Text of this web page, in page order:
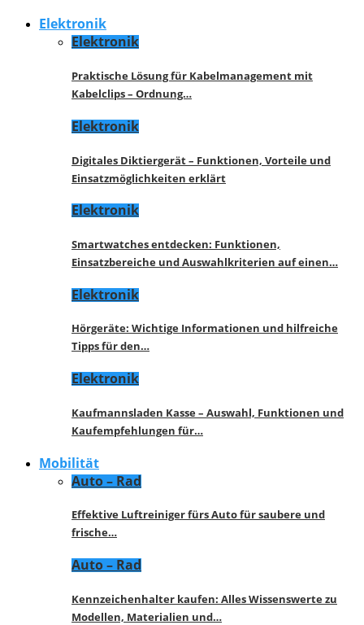
Elektronik
Elektronik
Praktische Lösung für Kabelmanagement mit
Kabelclips – Ordnung…
Elektronik
Digitales Diktiergerät – Funktionen, Vorteile und
Einsatzmöglichkeiten erklärt
Elektronik
Smartwatches entdecken: Funktionen,
Einsatzbereiche und Auswahlkriterien auf einen…
Elektronik
Hörgeräte: Wichtige Informationen und hilfreiche
Tipps für den…
Elektronik
Kaufmannsladen Kasse – Auswahl, Funktionen und
Kaufempfehlungen für…
Mobilität
Auto – Rad
Effektive Luftreiniger fürs Auto für saubere und
frische…
Auto – Rad
Kennzeichenhalter kaufen: Alles Wissenswerte zu
Modellen, Materialien und…